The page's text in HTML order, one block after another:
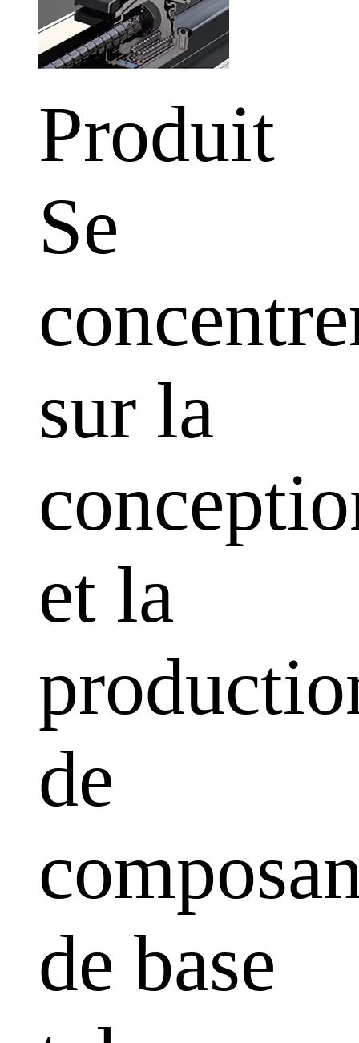
Produit
Se
sur la
et la
de
de base